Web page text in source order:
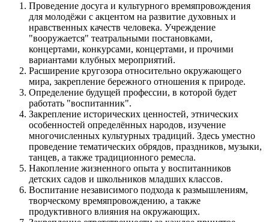
Проведение досуга и культурного времяпровождения
для молодёжи с акцентом на развитие духовных и
нравственных качеств человека. Учреждение
"вооружается" театральными постановками,
концертами, конкурсами, концертами, и прочими
вариантами клубных мероприятий.
Расширение кругозора относительно окружающего
мира, закрепление бережного отношения к природе.
Определение будущей профессии, в которой будет
работать "воспитанник".
Закрепление исторических ценностей, этнических
особенностей определённых народов, изучение
многочисленных культурных традиций. Здесь уместно
проведение тематических обрядов, праздников, музыки,
танцев, а также традиционного ремесла.
Накопление жизненного опыта у воспитанников
детских садов и школьников младших классов.
Воспитание независимого подхода к размышлениям,
творческому времяпровождению, а также
продуктивного влияния на окружающих.